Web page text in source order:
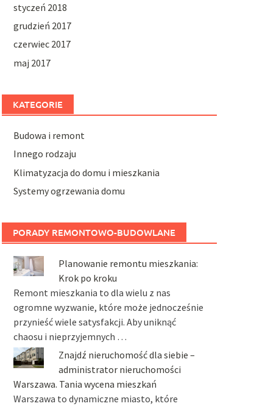
styczeń 2018
grudzień 2017
czerwiec 2017
maj 2017
KATEGORIE
Budowa i remont
Innego rodzaju
Klimatyzacja do domu i mieszkania
Systemy ogrzewania domu
PORADY REMONTOWO-BUDOWLANE
Planowanie remontu mieszkania:
Krok po kroku
Remont mieszkania to dla wielu z nas
ogromne wyzwanie, które może jednocześnie
przynieść wiele satysfakcji. Aby uniknąć
chaosu i nieprzyjemnych …
Znajdź nieruchomość dla siebie –
administrator nieruchomości
Warszawa. Tania wycena mieszkań
Warszawa to dynamiczne miasto, które